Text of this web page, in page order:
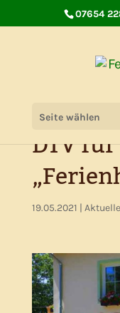
07654
Seite wählen
DTV
19.05.2021 |